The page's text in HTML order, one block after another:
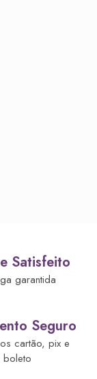
Satisfeito
garantida
Seguro
cartão, pix e
boleto